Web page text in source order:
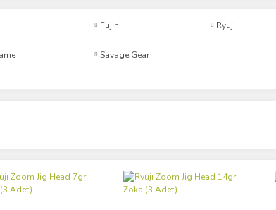
Fujin Ryuji
Savage Gear